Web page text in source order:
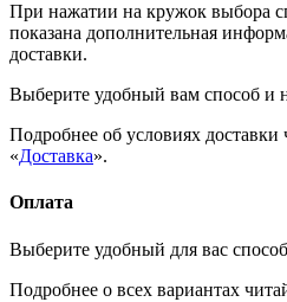
При нажатии на кружок выбора
показана дополнительная
доставки.
Выберите удобный вам способ
Подробнее об условиях доставки
«Доставка».
Оплата
Выберите удобный для вас
Подробнее о всех вариантах